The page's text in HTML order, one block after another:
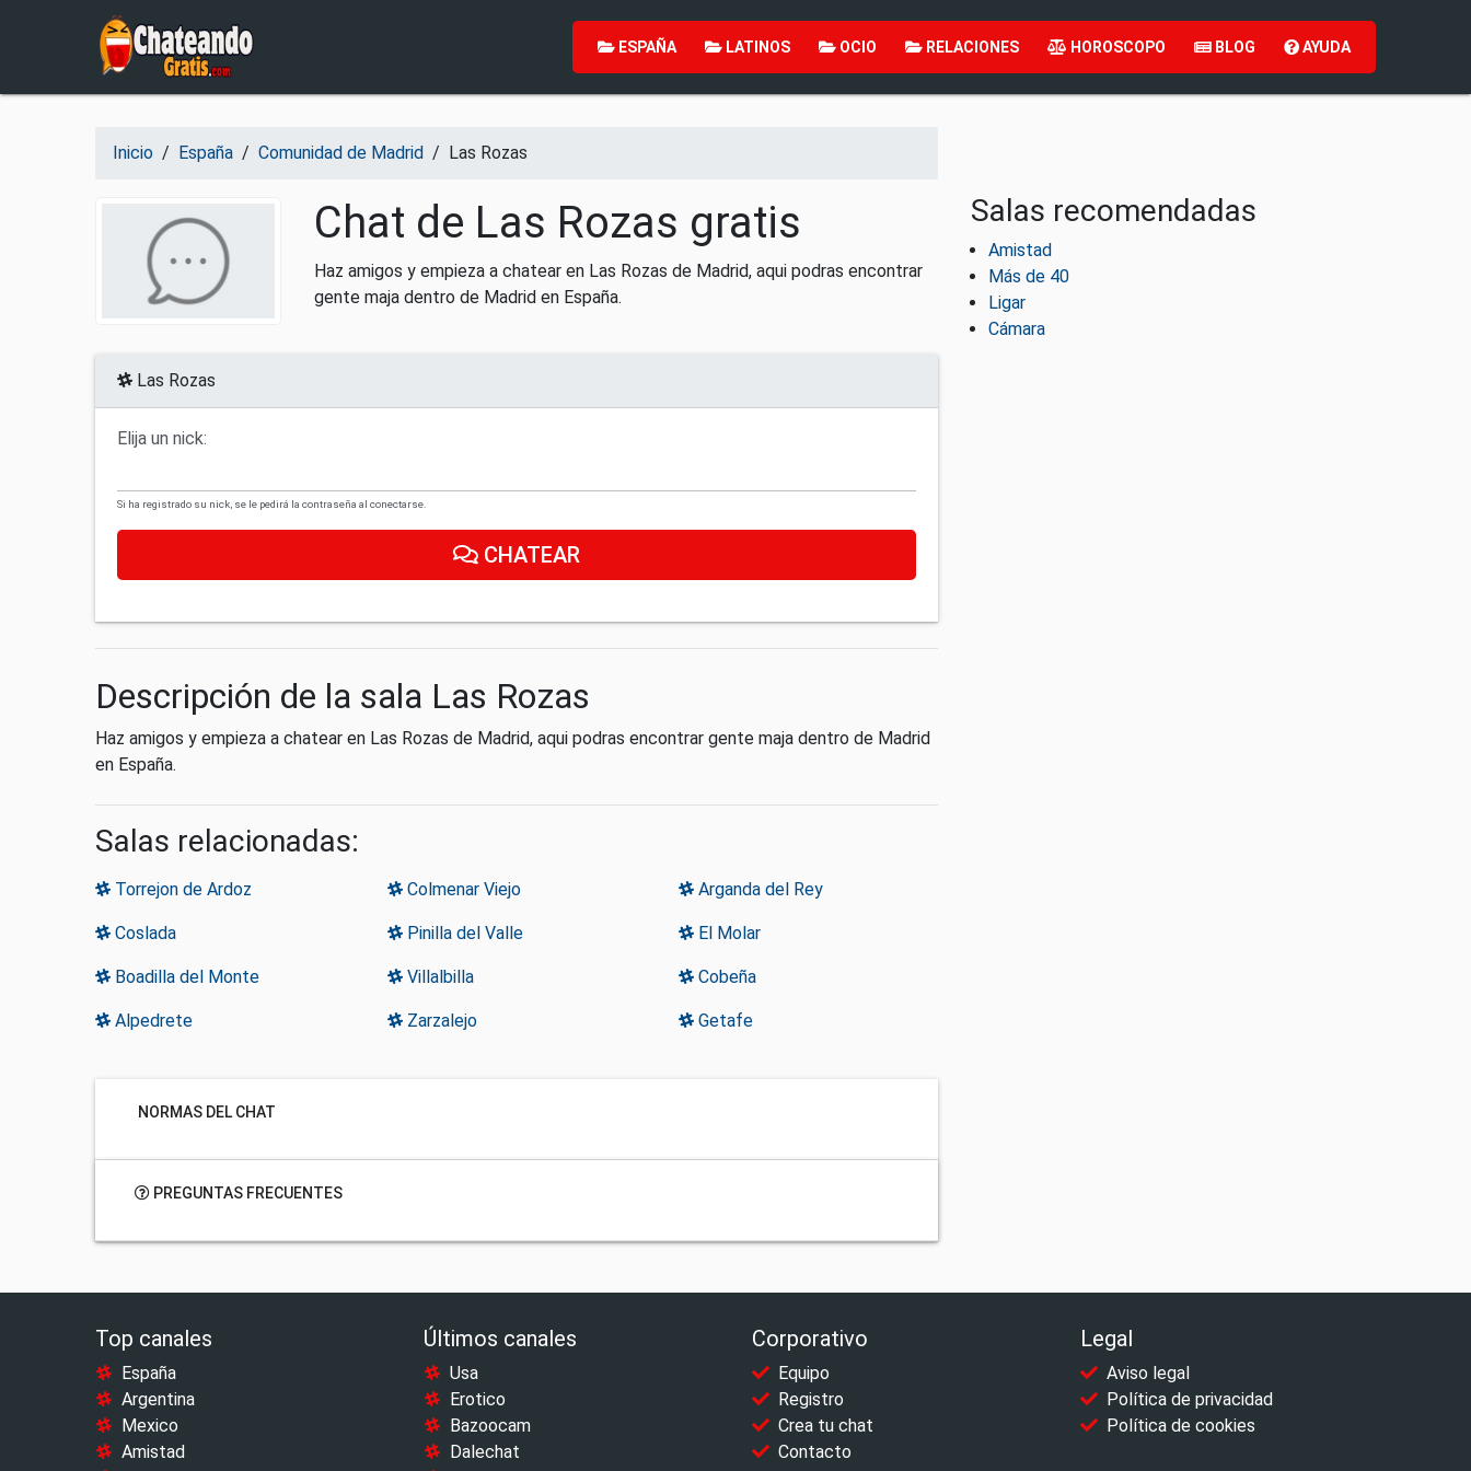
Salir del contenido
ESPAÑA LATINOS OCIO RELACIONES HOROSCOPO BLOG AYUDA
Inicio / España / Comunidad de Madrid / Las Rozas
Chat de Las Rozas gratis
Haz amigos y empieza a chatear en Las Rozas de Madrid, aqui podras encontrar
gente maja dentro de Madrid en España.
Las Rozas
Elija un nick:
Si ha registrado su nick, se le pedirá la contraseña al conectarse.
CHATEAR
Descripción de la sala Las Rozas
Haz amigos y empieza a chatear en Las Rozas de Madrid, aqui podras encontrar gente maja dentro de Madrid
en España.
Salas relacionadas:
Torrejon de Ardoz Colmenar Viejo Arganda del Rey
Coslada Pinilla del Valle El Molar
Boadilla del Monte Villalbilla Cobeña
Alpedrete Zarzalejo Getafe
NORMAS DEL CHAT
PREGUNTAS FRECUENTES
Salas recomendadas
Amistad
Más de 40
Ligar
Cámara
Top canales
España
Argentina
Mexico
Amistad
Últimos canales
Usa
Erotico
Bazoocam
Dalechat
Corporativo
Equipo
Registro
Crea tu chat
Contacto
Legal
Aviso legal
Política de privacidad
Política de cookies